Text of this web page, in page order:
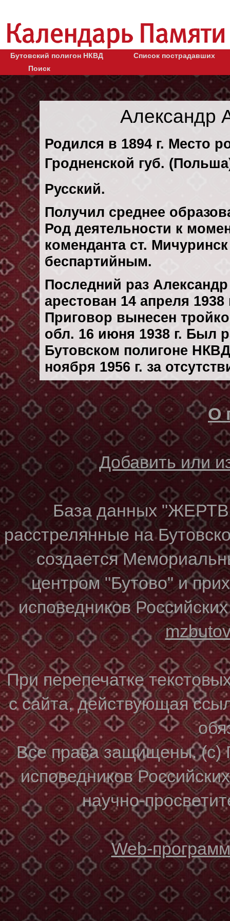
Бутовский полигон НКВД
Список пострадавших
Поиск
Александр
Родился в 1894 г. Место
Гродненской губ.
Русский.
Получил среднее
Род деятельности к
коменданта ст.
беспартийным.
Последний раз
арестован 14 апреля 1938
Приговор вынесен
обл. 16 июня 1938 г. Был
Бутовском полигоне
ноября 1956 г. за
О
Добавить или
База данных
расстрелянные на
создается
центром "Бутово" и
исповедников
При перепечатке
с сайта, действующая
Все права защищены. (с)
исповедников
научно-
Web-